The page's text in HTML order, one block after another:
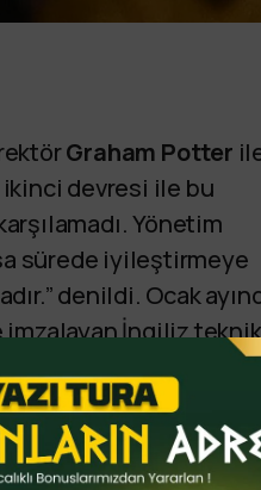
Graham Potter
ikinci devresi ile bu
Yönetim
sürede iyileştirmeye
denildi. Ocak
imzalayan İngiliz teknik
Santo ve bir